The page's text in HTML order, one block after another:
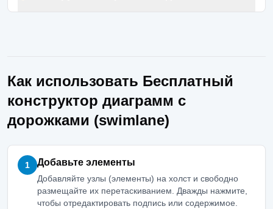
Как использовать Бесплатный
конструктор диаграмм с
дорожками (swimlane)
1 Добавьте элементы
Добавляйте узлы (элементы) на холст и свободно
размещайте их перетаскиванием. Дважды нажмите,
чтобы отредактировать подпись или содержимое.